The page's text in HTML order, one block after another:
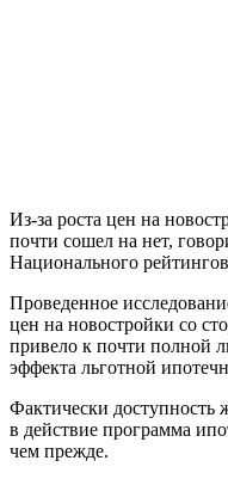
Из-за роста цен на
почти сошел на нет,
Национального
Проведенное
цен на новостройки со
привело к почти полной
эффекта льготной
Фактически доступность
в действие программа
чем прежде.